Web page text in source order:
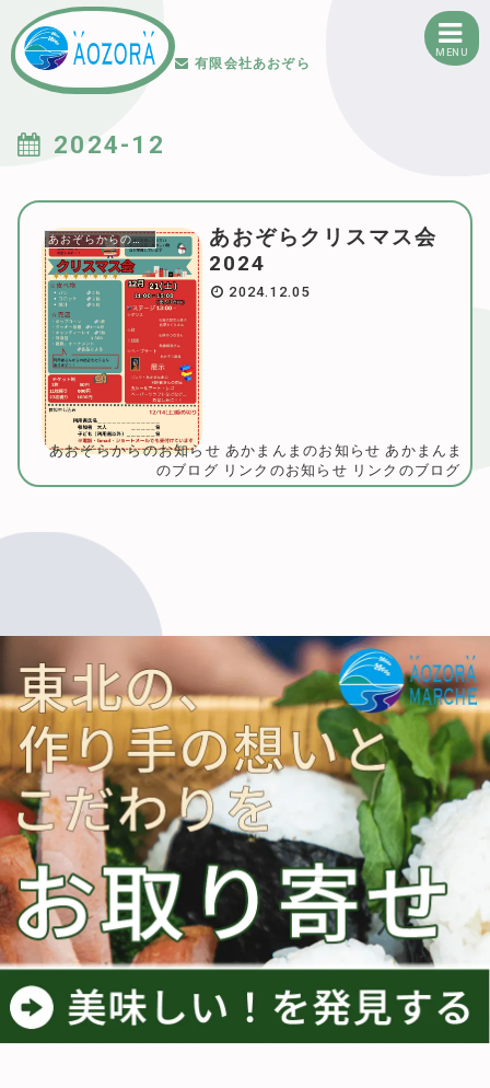
有限会社あおぞら
2024-12
あおぞらからのお知らせ
あおぞらクリスマス会
2024
2024.12.05
あおぞらからのお知らせ あかまんまのお知らせ あかまんま
のブログ リンクのお知らせ リンクのブログ
MENU